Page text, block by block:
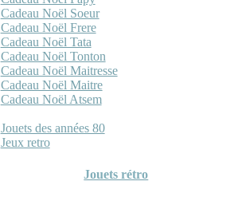
Cadeau Noël Soeur
Cadeau Noël Frere
Cadeau Noël Tata
Cadeau Noël Tonton
Cadeau Noël Maitresse
Cadeau Noël Maitre
Cadeau Noël Atsem
Jouets des années 80
Jeux retro
Jouets rétro